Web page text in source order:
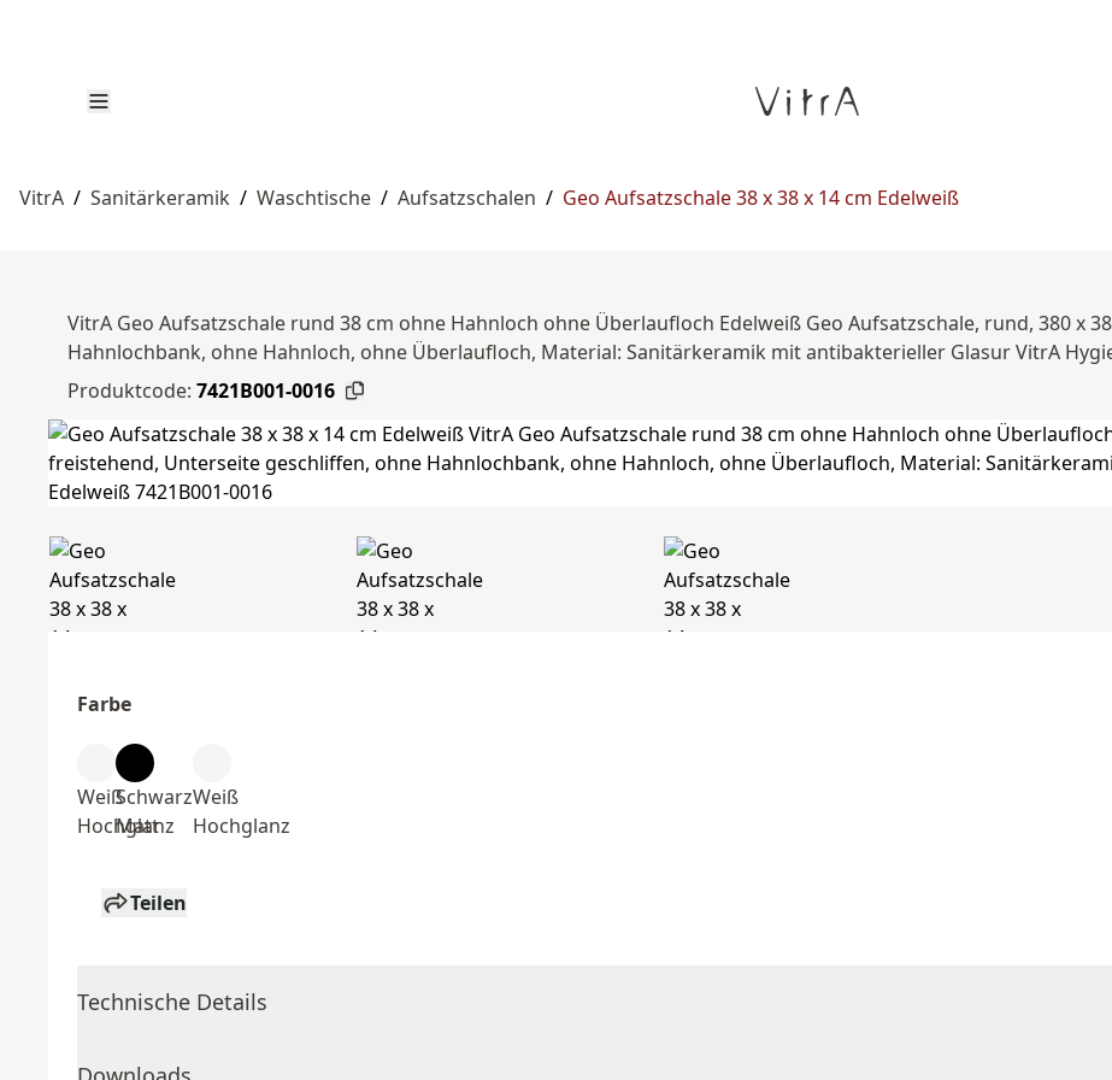
VitrA / Sanitärkeramik / Waschtische / Aufsatzschalen / Geo Aufsatzschale 38 x 38 x 14 cm Edelweiß
VitrA Geo Aufsatzschale rund 38 cm ohne Hahnloch ohne Überlaufloch Edelweiß Geo Aufsatzschale, rund, 380 x
Hahnlochbank, ohne Hahnloch, ohne Überlaufloch, Material: Sanitärkeramik mit antibakterieller Glasur VitrA
Produktcode: 7421B001-0016
Farbe
Weiß
Hochglanz
Schwarz
Matt
Weiß
Hochglanz
Teilen
Technische Details